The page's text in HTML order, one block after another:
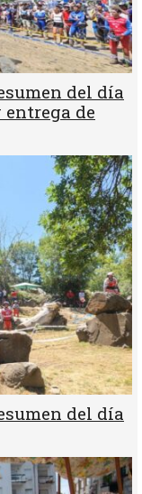
del día
entrega de
del día